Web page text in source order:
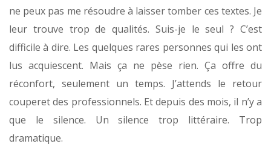
ne peux pas me résoudre à laisser tomber ces textes. Je
leur trouve trop de qualités. Suis-je le seul ? C’est
difficile à dire. Les quelques rares personnes qui les ont
lus acquiescent. Mais ça ne pèse rien. Ça offre du
réconfort, seulement un temps. J’attends le retour
couperet des professionnels. Et depuis des mois, il n’y a
que le silence. Un silence trop littéraire. Trop
dramatique.